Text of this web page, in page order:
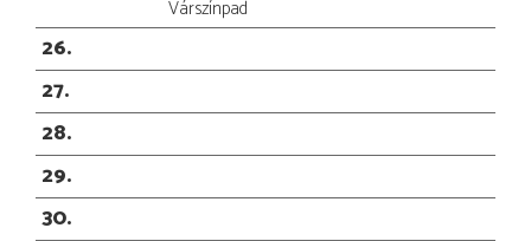
Várszínpad
26
27
28
29
30